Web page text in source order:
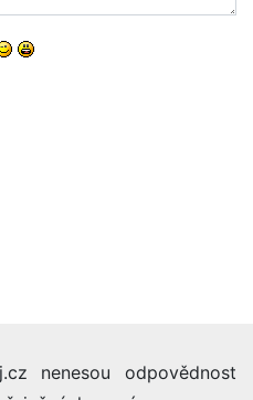
nenesou odpovědnost